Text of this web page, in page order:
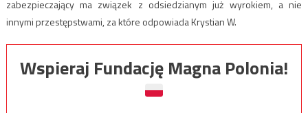
zabezpieczający ma związek z odsiedzianym już wyrokiem, a nie
innymi przestępstwami, za które odpowiada Krystian W.
Wspieraj Fundację Magna Polonia!